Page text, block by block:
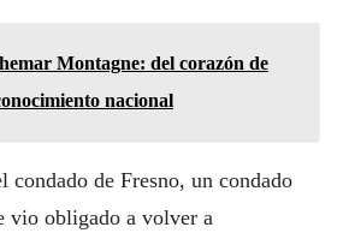
Montagne: del corazón de
nacional
condado de Fresno, un condado
vio obligado a volver a